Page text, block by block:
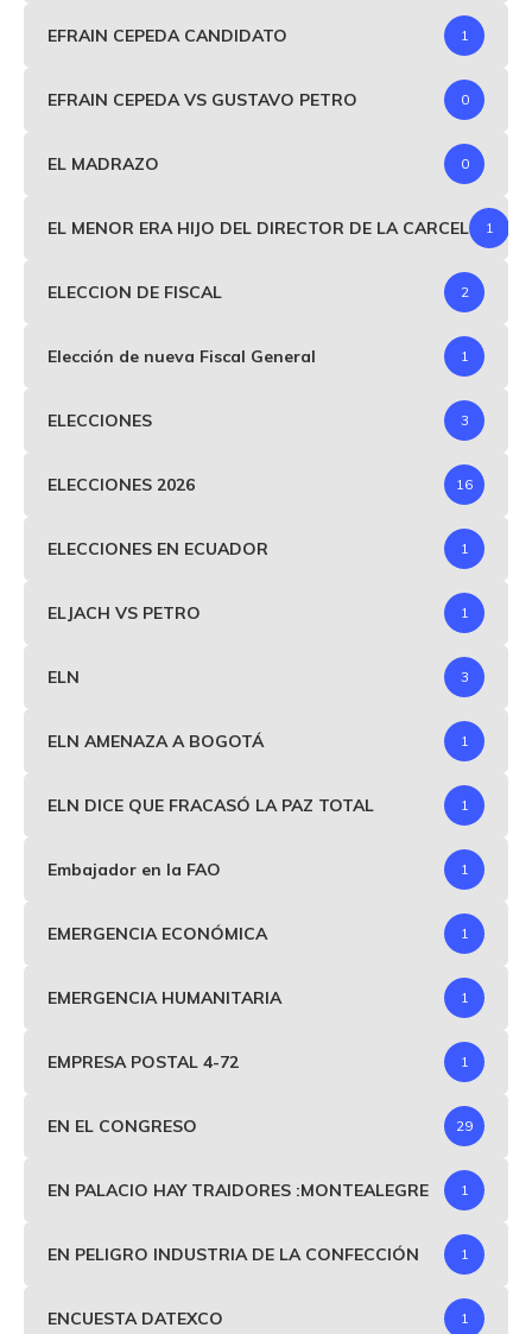
EFRAIN CEPEDA CANDIDATO 1
EFRAIN CEPEDA VS GUSTAVO PETRO 0
EL MADRAZO 0
EL MENOR ERA HIJO DEL DIRECTOR DE LA CARCEL 1
ELECCION DE FISCAL 2
Elección de nueva Fiscal General 1
ELECCIONES 3
ELECCIONES 2026 16
ELECCIONES EN ECUADOR 1
ELJACH VS PETRO 1
ELN 3
ELN AMENAZA A BOGOTÁ 1
ELN DICE QUE FRACASÓ LA PAZ TOTAL 1
Embajador en la FAO 1
EMERGENCIA ECONÓMICA 1
EMERGENCIA HUMANITARIA 1
EMPRESA POSTAL 4-72 1
EN EL CONGRESO 29
EN PALACIO HAY TRAIDORES :MONTEALEGRE 1
EN PELIGRO INDUSTRIA DE LA CONFECCIÓN 1
ENCUESTA DATEXCO 1